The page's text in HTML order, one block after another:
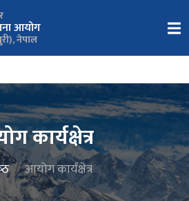
आयोग
नेपाल
कार्यक्षेत्र
आयोग कार्यक्षेत्र